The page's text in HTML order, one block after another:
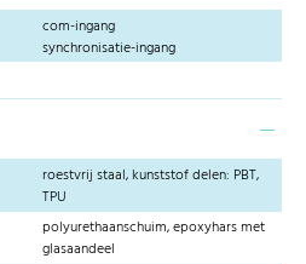
com-ingang
synchronisatie-ingang
roestvrij staal, kunststof delen: PBT,
TPU
polyurethaanschuim, epoxyhars met
glasaandeel